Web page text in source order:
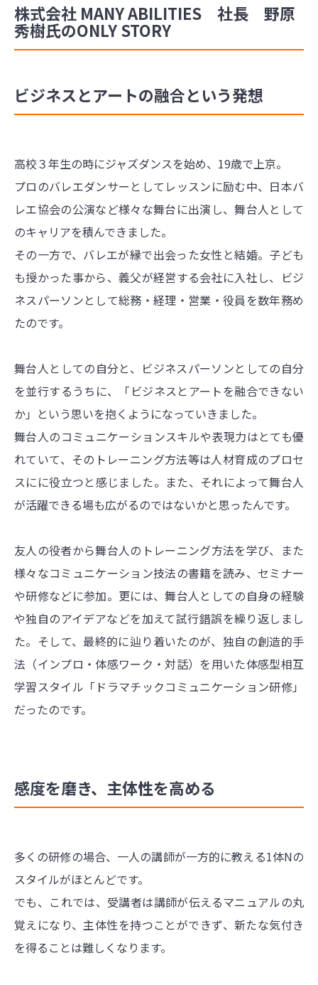
株式会社 MANY ABILITIES 社長 野原
秀樹氏のONLY STORY
ビジネスとアートの融合という発想
高校３年生の時にジャズダンスを始め、19歳で上京。
プロのバレエダンサーとしてレッスンに励む中、日本バ
レエ協会の公演など様々な舞台に出演し、舞台人として
のキャリアを積んできました。
その一方で、バレエが縁で出会った女性と結婚。子ども
も授かった事から、義父が経営する会社に入社し、ビジ
ネスパーソンとして総務・経理・営業・役員を数年務め
たのです。
舞台人としての自分と、ビジネスパーソンとしての自分
を並行するうちに、「ビジネスとアートを融合できない
か」という思いを抱くようになっていきました。
舞台人のコミュニケーションスキルや表現力はとても優
れていて、そのトレーニング方法等は人材育成のプロセ
スにに役立つと感じました。また、それによって舞台人
が活躍できる場も広がるのではないかと思ったんです。
友人の役者から舞台人のトレーニング方法を学び、また
様々なコミュニケーション技法の書籍を読み、セミナー
や研修などに参加。更には、舞台人としての自身の経験
や独自のアイデアなどを加えて試行錯誤を繰り返しまし
た。そして、最終的に辿り着いたのが、独自の創造的手
法（インプロ・体感ワーク・対話）を用いた体感型相互
学習スタイル「ドラマチックコミュニケーション研修」
だったのです。
感度を磨き、主体性を高める
多くの研修の場合、一人の講師が一方的に教える1体Nの
スタイルがほとんどです。
でも、これでは、受講者は講師が伝えるマニュアルの丸
覚えになり、主体性を持つことができず、新たな気付き
を得ることは難しくなります。